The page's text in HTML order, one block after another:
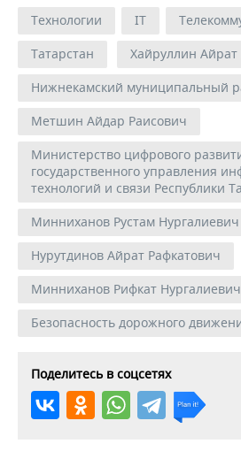
Технологии IT
Татарстан
Хайруллин Айрат
Нижнекамский муниципальный
Метшин Айдар Раисович
Министерство цифрового
государственного управления
технологий и связи Республики
Минниханов Рустам Нургалиевич
Нурутдинов Айрат Рафкатович
Минниханов Рифкат Нургалиевич
Безопасность дорожного
Поделитесь в соцсетях